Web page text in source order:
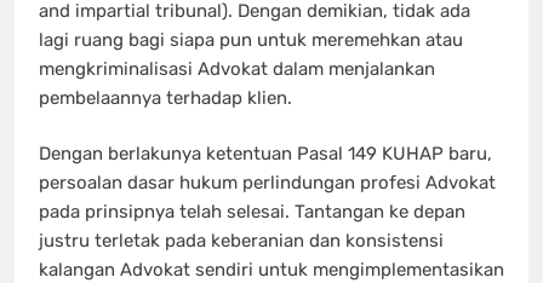
and impartial tribunal). Dengan demikian, tidak ada
lagi ruang bagi siapa pun untuk meremehkan atau
mengkriminalisasi Advokat dalam menjalankan
pembelaannya terhadap klien.
Dengan berlakunya ketentuan Pasal 149 KUHAP baru,
persoalan dasar hukum perlindungan profesi Advokat
pada prinsipnya telah selesai. Tantangan ke depan
justru terletak pada keberanian dan konsistensi
kalangan Advokat sendiri untuk mengimplementasikan